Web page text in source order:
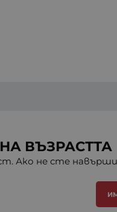
ВЪЗРАСТТА
Ако не сте